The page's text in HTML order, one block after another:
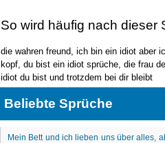
So wird häufig nach dieser
die wahren freund, ich bin ein idiot aber
kopf, du bist ein idiot sprüche, die frau
idiot du bist und trotzdem bei dir bleibt
Beliebte Sprüche